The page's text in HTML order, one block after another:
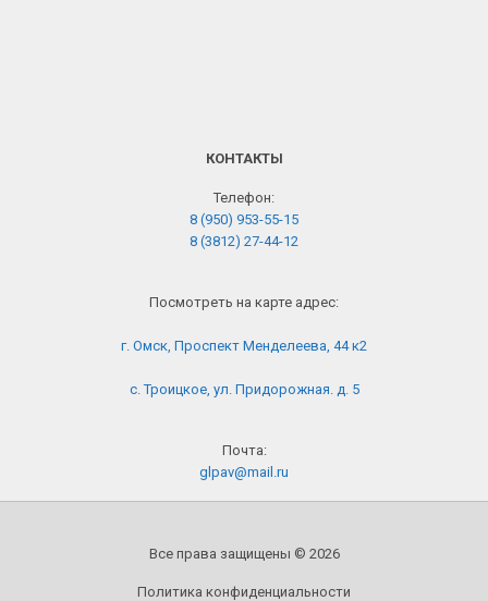
КОНТАКТЫ
Телефон:
8 (950) 953-55-15
8 (3812) 27-44-12
Посмотреть на карте адрес:
г. Омск, Проспект Менделеева, 44 к2
с. Троицкое, ул. Придорожная. д. 5
Почта:
glpav@mail.ru
Все права защищены © 2026
Политика конфиденциальности